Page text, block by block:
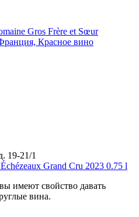
Gros Frère et Sœur
Красное вино
19-21/1
имеют свойство давать
вина.